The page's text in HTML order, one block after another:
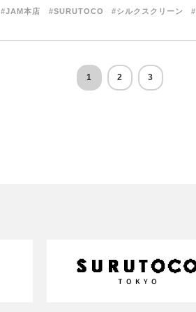
#JAM本店 #SURUTOCO #シルクスクリーン
1 2 3